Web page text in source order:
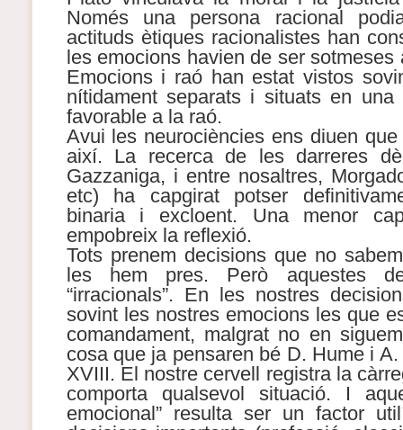
Només una persona racional
actituds ètiques racionalistes han
les emocions havien de ser sotmeses
Emocions i raó han estat vistos
nítidament separats i situats en una
favorable a la raó.
Avui les neurociències ens diuen
així. La recerca de les darreres
Gazzaniga, i entre nosaltres,
etc) ha capgirat potser
binaria i excloent. Una menor
empobreix la reflexió.
Tots prenem decisions que no
les hem pres. Però aquestes
“irracionals”. En les nostres
sovint les nostres emocions les que
comandament, malgrat no en
cosa que ja pensaren bé D. Hume i
XVIII. El nostre cervell registra la
comporta qualsevol situació. I
emocional” resulta ser un factor